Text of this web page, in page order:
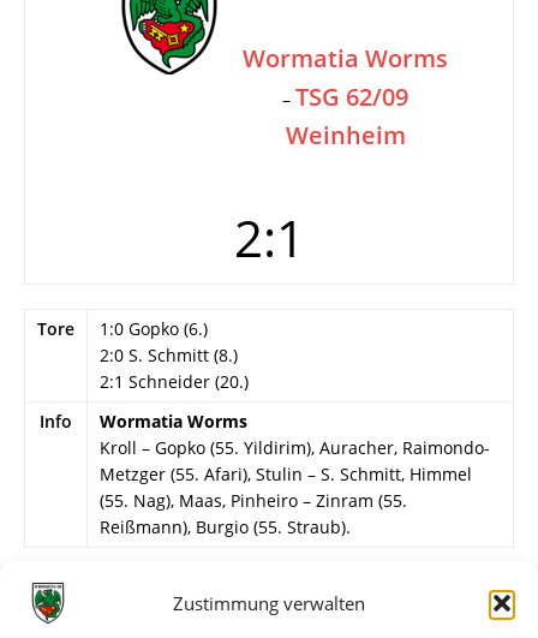
Zustimmung verwalten
Wormatia Worms
– TSG 62/09
Weinheim
2:1
Tore
1:0 Gopko (6.)
2:0 S. Schmitt (8.)
2:1 Schneider (20.)
Info
Wormatia Worms
Kroll – Gopko (55. Yildirim), Auracher, Raimondo-
Metzger (55. Afari), Stulin – S. Schmitt, Himmel
(55. Nag), Maas, Pinheiro – Zinram (55.
Reißmann), Burgio (55. Straub).
Weitere Daten